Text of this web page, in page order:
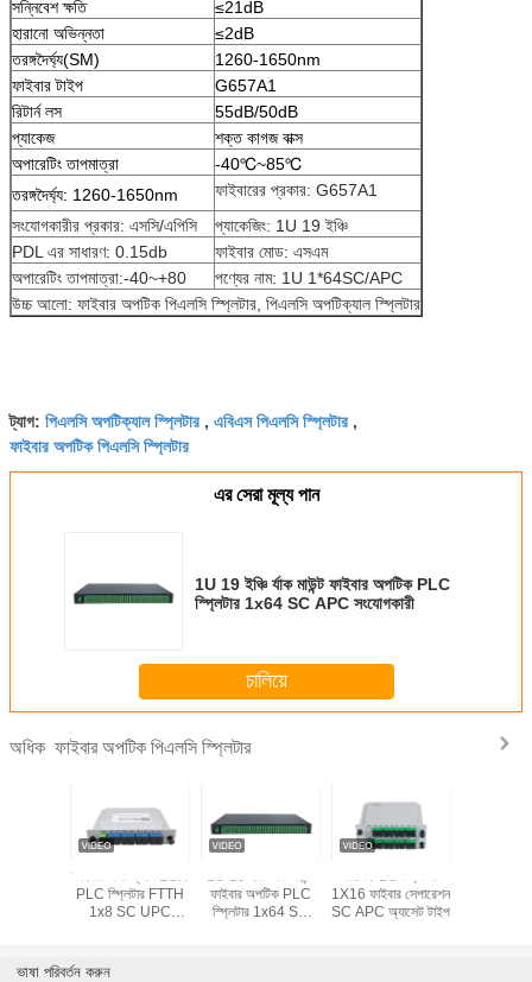
সন্নিবেশ ক্ষতি
≤21dB
হারানো অভিন্নতা
≤2dB
তরঙ্গদৈর্ঘ্য(SM)
1260-1650nm
ফাইবার টাইপ
G657A1
রিটার্ন লস
55dB/50dB
প্যাকেজ
শক্ত কাগজ বাক্স
অপারেটিং তাপমাত্রা
-40℃~85℃
তরঙ্গদৈর্ঘ্য: 1260-1650nm
ফাইবারের প্রকার: G657A1
সংযোগকারীর প্রকার: এসসি/এপিসি
প্যাকেজিং: 1U 19 ইঞ্চি
PDL এর সাধারণ: 0.15db
ফাইবার মোড: এসএম
অপারেটিং তাপমাত্রা:-40~+80
পণ্যের নাম: 1U 1*64SC/APC
উচ্চ আলো: ফাইবার অপটিক পিএলসি স্প্লিটার, পিএলসি অপটিক্যাল স্প্লিটার
ট্যাগ: পিএলসি অপটিক্যাল স্প্লিটার , এবিএস পিএলসি স্প্লিটার ,
ফাইবার অপটিক পিএলসি স্প্লিটার
এর সেরা মূল্য পান
1U 19 ইঞ্চি র্যাক মাউন্ট ফাইবার অপটিক PLC
স্প্লিটার 1x64 SC APC সংযোগকারী
চালিয়ে
অধিক ফাইবার অপটিক পিএলসি স্প্লিটার
ফাইবার অপটিক্যাল LGX
PLC স্প্লিটার FTTH
1x8 SC UPC
1U 19 ইঞ্চি র্যাক মাউন্ট
ফাইবার অপটিক PLC
স্প্লিটার 1x64 SC
রঙিন PLC স্প্লিটার
1X16 ফাইবার সেপারেশন
SC APC অ্যাসেট টাইপ
ভাষা পরিবর্তন করুন